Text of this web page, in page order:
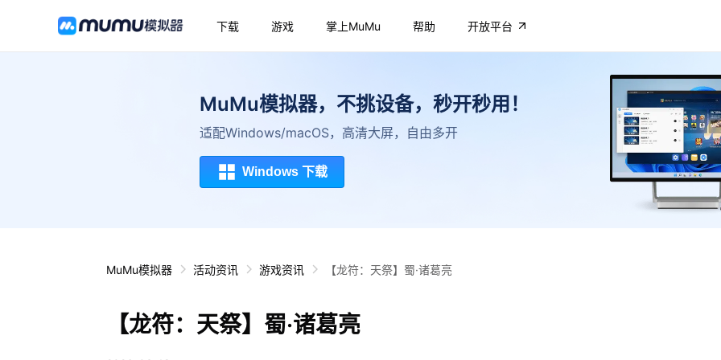
下载 游戏 掌上MuMu 帮助 开放平台
MuMu模拟器，不挑设备，秒开秒用！
适配Windows/macOS，高清大屏，自由多开
Windows 下载
MuMu模拟器 活动资讯 游戏资讯 【龙符：天祭】蜀·诸葛亮
【龙符：天祭】蜀·诸葛亮